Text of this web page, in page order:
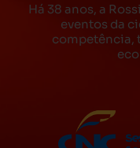
Há 38 anos, a
eventos da
competência,